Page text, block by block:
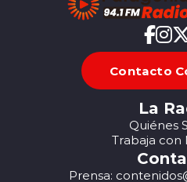
Contacto
La
Quiénes
Trabaja con
Prensa: